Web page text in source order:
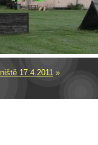
17.4.2011 »